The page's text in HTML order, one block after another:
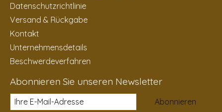
Datenschutzrichtlinie
Versand & Rückgabe
Kontakt
Unternehmensdetails
Beschwerdeverfahren
Abonnieren Sie unseren Newsletter
Abonnieren